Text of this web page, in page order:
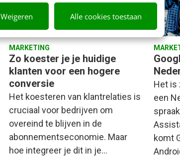
Weigeren Alle cookies toestaan
MARKETING
Zo koester je je huidige
klanten voor een hogere
conversie
Het koesteren van klantrelaties is
cruciaal voor bedrijven om
overeind te blijven in de
abonnementseconomie. Maar
hoe integreer je dit in je…
Het is
een
komt